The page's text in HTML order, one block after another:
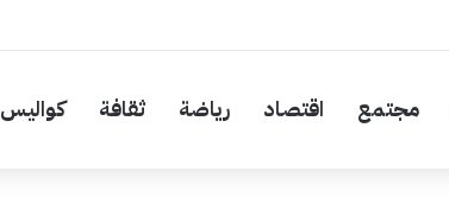
مجتمع اقتصاد رياضة ثقافة كواليس